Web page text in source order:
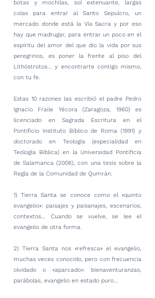
botas y mochilas, sol extenuante, largas
colas para entrar al Santo Sepulcro, un
mercado donde está la Vía Sacra y por eso
hay que madrugar, para entrar un poco en el
espíritu del amor del que dio la vida por sus
peregrinos, es poner la frente al piso del
Lithóstrotos... y encontrarte contigo mismo,
con tu fe.
Estas 10 razones las escribió el padre Pedro
Ignacio Fraile Yécora (Zaragoza, 1960) es
licenciado en Sagrada Escritura en el
Pontificio Instituto Bíblico de Roma (1991) y
doctorado en Teología (especialidad en
Teología Bíblica) en la Universidad Pontificia
de Salamanca (2006), con una tesis sobre la
Regla de la Comunidad de Qumrán.
1) Tierra Santa se conoce como el «quinto
evangelio»: paisajes y paisanajes, escenarios,
contextos... Cuando se vuelve, se lee el
evangelio de otra forma.
2) Tierra Santa nos «refresca» el evangelio,
muchas veces conocido, pero con frecuencia
olvidado o «aparcado»: bienaventuranzas,
parábolas, evangelio en estado puro…